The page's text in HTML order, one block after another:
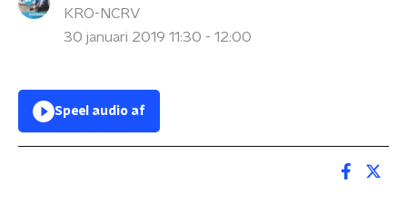
KRO-NCRV
30 januari 2019 11:30 - 12:00
Speel audio af